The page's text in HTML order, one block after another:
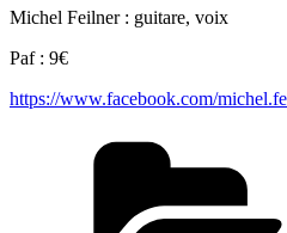
Michel Feilner : guitare, voix
Paf : 9€
https://www.facebook.com/